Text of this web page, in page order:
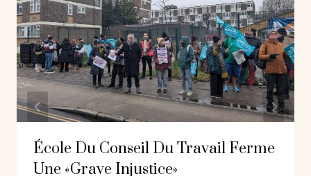
École Du Conseil Du Travail Ferme
Une «grave Injustice»